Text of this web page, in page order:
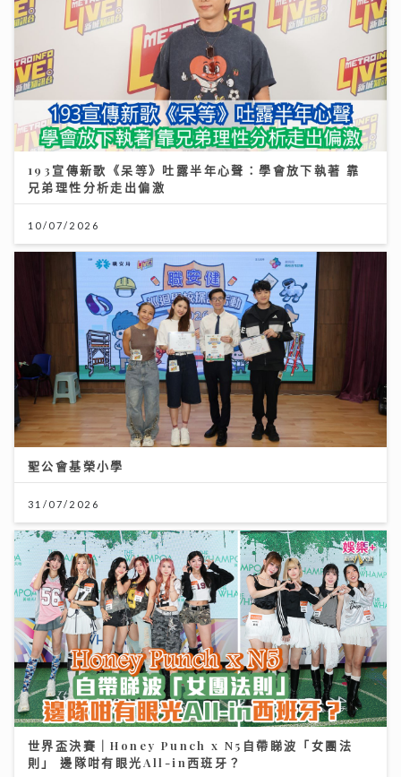
193宣傳新歌《呆等》吐露半年心聲：學會放下執著 靠
兄弟理性分析走出偏激
10/07/2026
聖公會基榮小學
31/07/2026
世界盃決賽｜Honey Punch x N5自帶睇波「女團法
則」 邊隊咁有眼光All-in西班牙？